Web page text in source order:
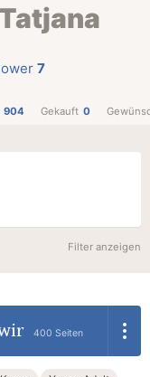
Tatjana
7
904 Gekauft 0
Filter anzeigen
400 Seiten